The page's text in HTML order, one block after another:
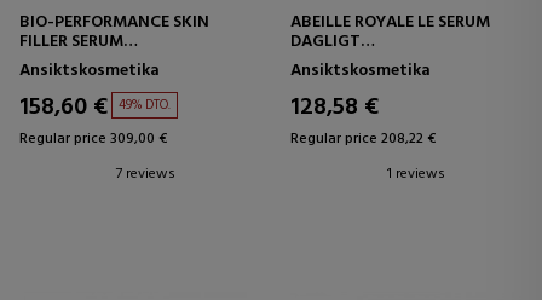
BIO-PERFORMANCE SKIN
FILLER SERUM
ANTI-AGING UPPSTRAMANDE
SERUM
Ansiktskosmetika
158,60 € 49% DTO.
Regular price 309,00 €
7 reviews
ABEILLE ROYALE LE SERUM
DAGLIGT
REPARATIONSSERUM
Ansiktskosmetika
128,58 €
Regular price 208,22 €
1 reviews